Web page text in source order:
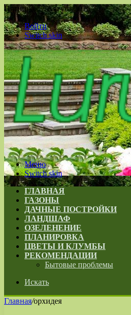
Пятница , 7 Август 2026
Войти
Switch skin
Меню
Switch skin
ГЛАВНАЯ
ГАЗОНЫ
ДАЧНЫЕ ПОСТРОЙКИ
ЛАНДШАФ
ОЗЕЛЕНЕНИЕ
ПЛАНИРОВКА
ЦВЕТЫ И КЛУМБЫ
РЕКОМЕНДАЦИИ
Бытовые проблемы
Искать
Главная/орхидея